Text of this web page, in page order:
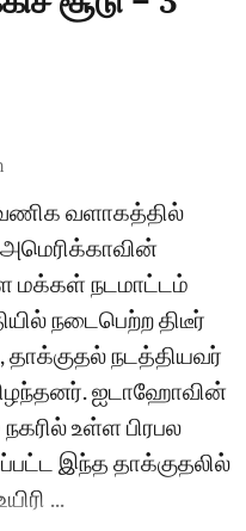
வளாகத்தில்
அமெரிக்காவின்
மக்கள் நடமாட்டம்
நடைபெற்ற திடீர்
தாக்குதல் நடத்தியவர்
ஐடாஹோவின்
உள்ள பிரபல
இந்த தாக்குதலில்
...